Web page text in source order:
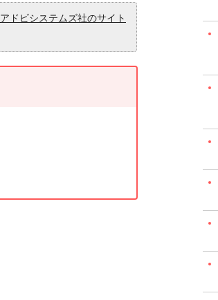
アドビシステムズ社のサイト